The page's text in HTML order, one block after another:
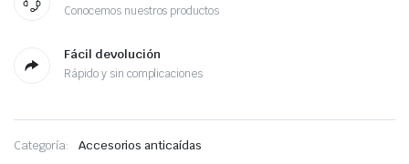
Conocemos nuestros productos
Fácil devolución
Rápido y sin complicaciones
Categoría: Accesorios anticaídas